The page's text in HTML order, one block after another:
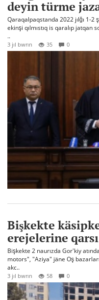
deyin türme
Qaraqalpaqstanda 2022 jılğı 1-2
ekinşi qılmıstıq is qaralıp jatqan
..
3 jıl bwrın 35 0
Bişkekte
erejelerine
Bişkekte 2 naurızda Gor'kiy
motors", "Aziya" jäne Oş
akc..
3 jıl bwrın 58 0